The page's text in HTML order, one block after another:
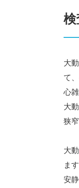
大
て
心
大
狭
大
ま
安